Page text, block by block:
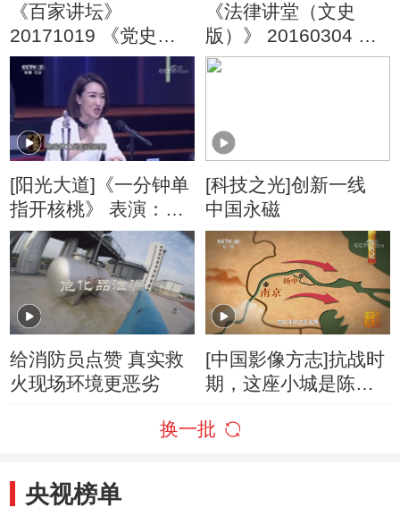
《百家讲坛》
20171019 《党史故
事100讲》 宁汉合流
国共分裂
《法律讲堂（文史
版）》 20160304 中
华法制寻踪（三）礼
[阳光大道]《一分钟单
指开核桃》 表演：桂
镔
[科技之光]创新一线
中国永磁
给消防员点赞 真实救
火现场环境更恶劣
[中国影像方志]抗战时
期，这座小城是陈毅
换一批
央视榜单